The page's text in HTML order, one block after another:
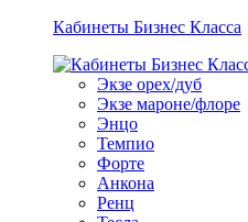
Кабинеты Бизнес Класса
Экзе орех/дуб
Экзе мароне/флоре
Энцо
Темпио
Форте
Анкона
Ренц